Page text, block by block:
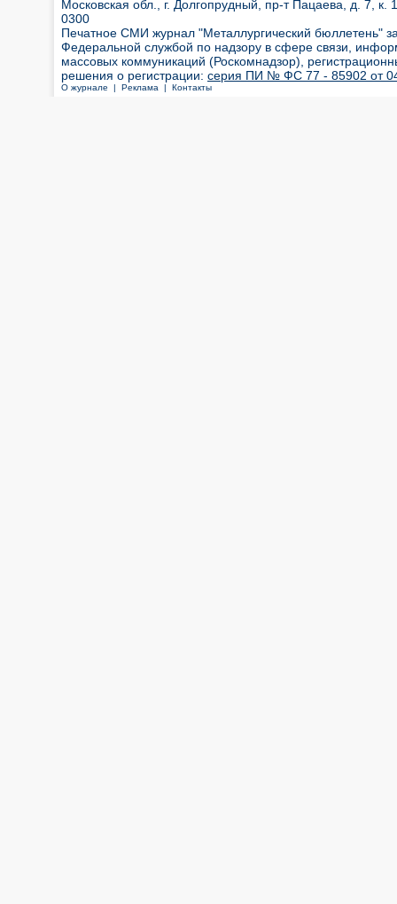
Московская обл., г. Долгопрудный, пр-т Пацаева, д. 7,
0300
Печатное СМИ журнал "Металлургический бюллетень"
Федеральной службой по надзору в сфере связи,
массовых коммуникаций (Роскомнадзор),
решения о регистрации: серия ПИ № ФС 77 - 85902 от 04
О журнале | Реклама | Контакты